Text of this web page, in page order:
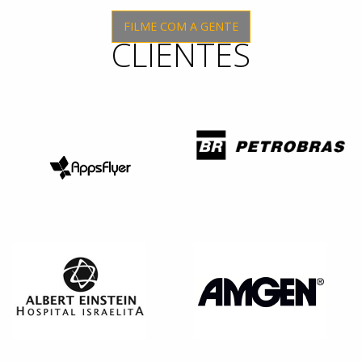
FILME COM A GENTE
CLIENTES